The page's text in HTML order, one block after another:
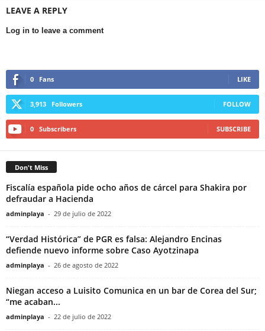
LEAVE A REPLY
Log in to leave a comment
0 Fans LIKE
3,913 Followers FOLLOW
0 Subscribers SUBSCRIBE
Don't Miss
Fiscalía española pide ocho años de cárcel para Shakira por
defraudar a Hacienda
adminplaya - 29 de julio de 2022
“Verdad Histórica” de PGR es falsa: Alejandro Encinas
defiende nuevo informe sobre Caso Ayotzinapa
adminplaya - 26 de agosto de 2022
Niegan acceso a Luisito Comunica en un bar de Corea del Sur;
“me acaban...
adminplaya - 22 de julio de 2022